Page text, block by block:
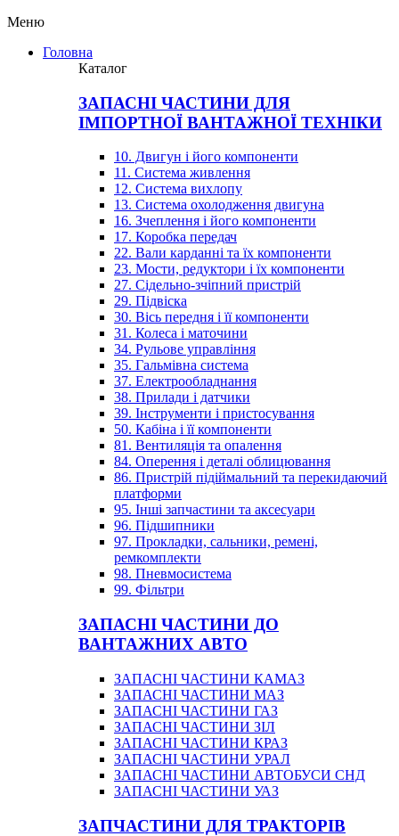
Меню
Головна
Каталог
ЗАПАСНІ ЧАСТИНИ ДЛЯ
ІМПОРТНОЇ ВАНТАЖНОЇ ТЕХНІКИ
10. Двигун і його компоненти
11. Система живлення
12. Система вихлопу
13. Система охолодження двигуна
16. Зчеплення і його компоненти
17. Коробка передач
22. Вали карданні та їх компоненти
23. Мости, редуктори і їх компоненти
27. Сідельно-зчіпний пристрій
29. Підвіска
30. Вісь передня і її компоненти
31. Колеса і маточини
34. Рульове управління
35. Гальмівна система
37. Електрообладнання
38. Прилади і датчики
39. Інструменти і пристосування
50. Кабіна і її компоненти
81. Вентиляція та опалення
84. Оперення і деталі облицювання
86. Пристрій підіймальний та перекидаючий
платформи
95. Інші запчастини та аксесуари
96. Підшипники
97. Прокладки, сальники, ремені,
ремкомплекти
98. Пневмосистема
99. Фільтри
ЗАПАСНІ ЧАСТИНИ ДО
ВАНТАЖНИХ АВТО
ЗАПАСНІ ЧАСТИНИ КАМАЗ
ЗАПАСНІ ЧАСТИНИ МАЗ
ЗАПАСНІ ЧАСТИНИ ГАЗ
ЗАПАСНІ ЧАСТИНИ ЗІЛ
ЗАПАСНІ ЧАСТИНИ КРАЗ
ЗАПАСНІ ЧАСТИНИ УРАЛ
ЗАПАСНІ ЧАСТИНИ АВТОБУСИ СНД
ЗАПАСНІ ЧАСТИНИ УАЗ
ЗАПЧАСТИНИ ДЛЯ ТРАКТОРІВ